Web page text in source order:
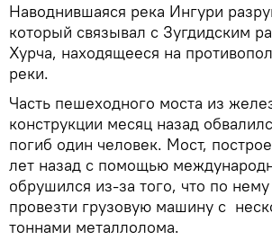
Наводнившаяся река Ингури
который связывал с Зугдидским
Хурча, находящееся на
реки.
Часть пешеходного моста из
конструкции месяц назад
погиб один человек. Мост,
лет назад с помощью
обрушился из-за того, что по
провезти грузовую машину с
тоннами металлолома.